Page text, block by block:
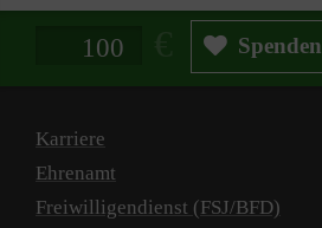
Spendenbetrag in Euro Spenden
Karriere
Ehrenamt
Freiwilligendienst (FSJ/BFD)